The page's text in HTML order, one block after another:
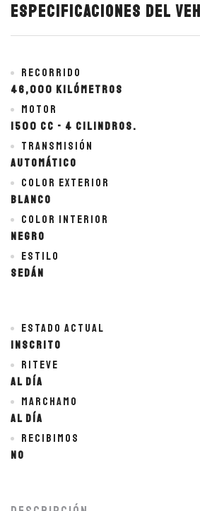
Especificaciones del
Recorrido
46,000 kilómetros
Motor
1500 cc - 4 cilindros.
Transmisión
Automático
Color exterior
BLANCO
Color interior
NEGRO
Estilo
Sedán
Estado actual
Inscrito
Riteve
Al día
Marchamo
Al día
Recibimos
No